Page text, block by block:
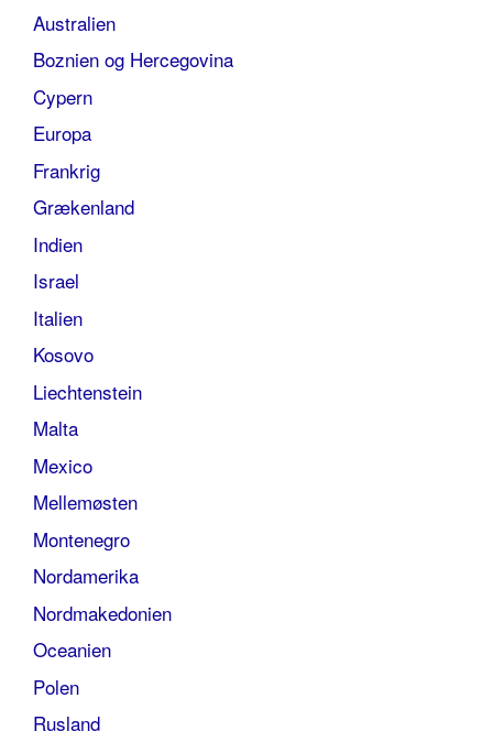
Australien
Boznien og Hercegovina
Cypern
Europa
Frankrig
Grækenland
Indien
Israel
Italien
Kosovo
Liechtenstein
Malta
Mexico
Mellemøsten
Montenegro
Nordamerika
Nordmakedonien
Oceanien
Polen
Rusland